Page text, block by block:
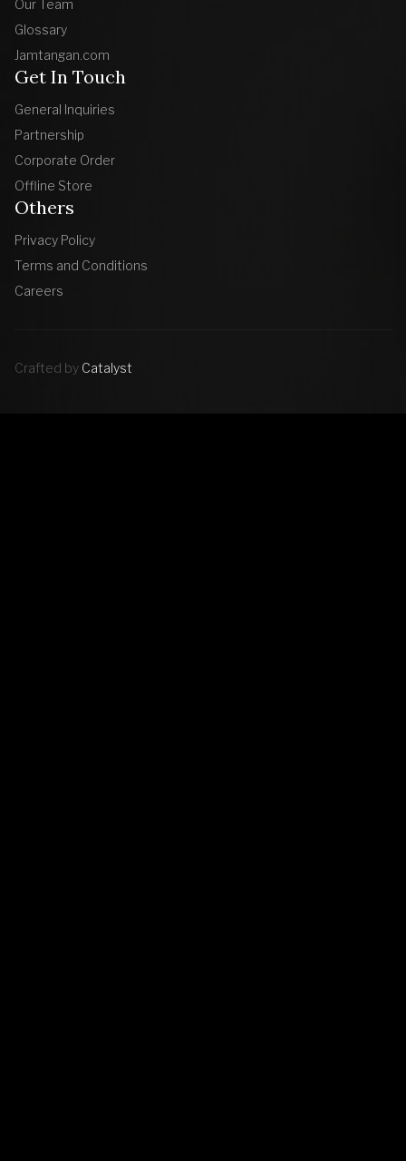
Our Team
Glossary
Jamtangan.com
Get In Touch
General Inquiries
Partnership
Corporate Order
Offline Store
Others
Privacy Policy
Terms and Conditions
Careers
Crafted by Catalyst